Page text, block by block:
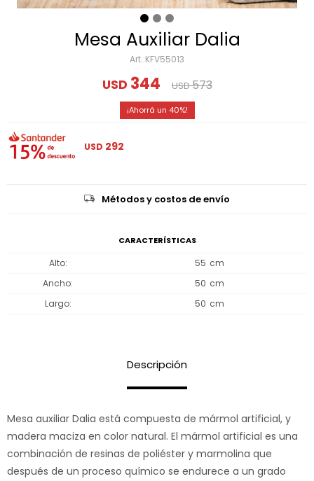
Mesa Auxiliar Dalia
KFV55013
USD 344 USD573
40
USD 292
Métodos y costos de envío
CARACTERÍSTICAS
Alto
55
Ancho
50
Largo
50
Descripción
Mesa auxiliar Dalia está compuesta de mármol artificial, y
madera maciza en color natural. El mármol artificial es una
combinación de resinas de poliéster y marmolina que
después de un proceso químico se endurece a un grado